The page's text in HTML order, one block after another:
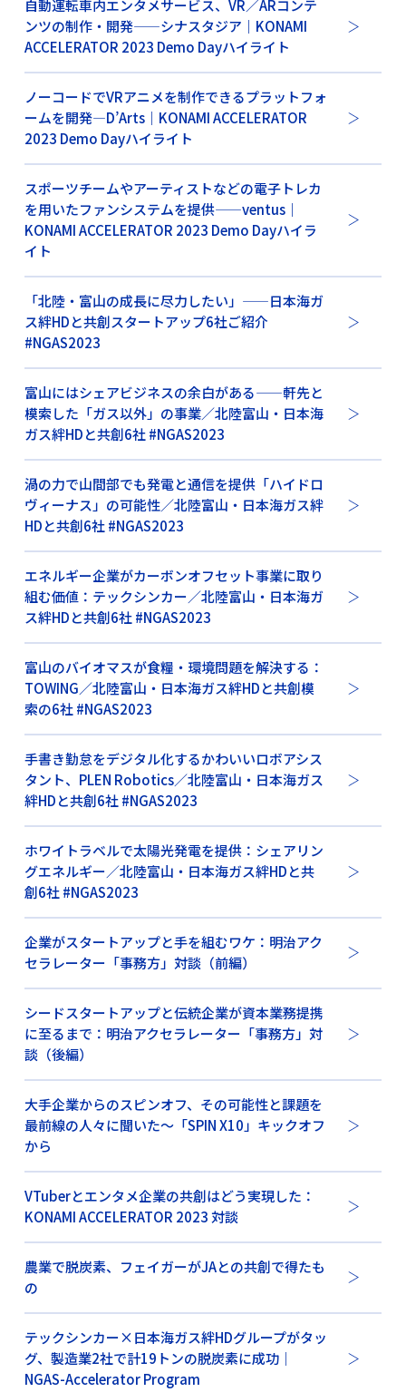
自動運転車内エンタメサービス、VR／ARコンテ
ンツの制作・開発——シナスタジア｜KONAMI
ACCELERATOR 2023 Demo Dayハイライト
ノーコードでVRアニメを制作できるプラットフォ
ームを開発—D’Arts｜KONAMI ACCELERATOR
2023 Demo Dayハイライト
スポーツチームやアーティストなどの電子トレカ
を用いたファンシステムを提供——ventus｜
KONAMI ACCELERATOR 2023 Demo Dayハイラ
イト
「北陸・富山の成長に尽力したい」——日本海ガ
ス絆HDと共創スタートアップ6社ご紹介
#NGAS2023
富山にはシェアビジネスの余白がある——軒先と
模索した「ガス以外」の事業／北陸富山・日本海
ガス絆HDと共創6社 #NGAS2023
渦の力で山間部でも発電と通信を提供「ハイドロ
ヴィーナス」の可能性／北陸富山・日本海ガス絆
HDと共創6社 #NGAS2023
エネルギー企業がカーボンオフセット事業に取り
組む価値：テックシンカー／北陸富山・日本海ガ
ス絆HDと共創6社 #NGAS2023
富山のバイオマスが食糧・環境問題を解決する：
TOWING／北陸富山・日本海ガス絆HDと共創模
索の6社 #NGAS2023
手書き勤怠をデジタル化するかわいいロボアシス
タント、PLEN Robotics／北陸富山・日本海ガス
絆HDと共創6社 #NGAS2023
ホワイトラベルで太陽光発電を提供：シェアリン
グエネルギー／北陸富山・日本海ガス絆HDと共
創6社 #NGAS2023
企業がスタートアップと手を組むワケ：明治アク
セラレーター「事務方」対談（前編）
シードスタートアップと伝統企業が資本業務提携
に至るまで：明治アクセラレーター「事務方」対
談（後編）
大手企業からのスピンオフ、その可能性と課題を
最前線の人々に聞いた〜「SPIN X10」キックオフ
から
VTuberとエンタメ企業の共創はどう実現した：
KONAMI ACCELERATOR 2023 対談
農業で脱炭素、フェイガーがJAとの共創で得たも
の
テックシンカー×日本海ガス絆HDグループがタッ
グ、製造業2社で計19トンの脱炭素に成功｜
NGAS-Accelerator Program